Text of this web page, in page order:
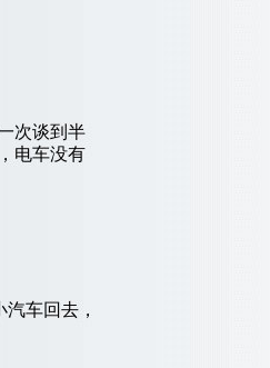
次谈到半
电车没有
车回去，